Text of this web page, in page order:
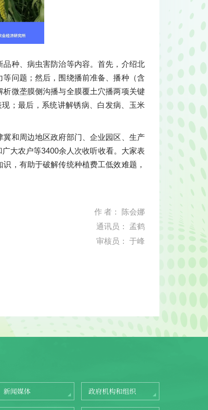
种、病虫害防治等内容。首先，介绍北
问题；然后，围绕播前准备、播种（含
微垄膜侧沟播与全膜覆土穴播两项关键
；最后，系统讲解锈病、白发病、玉米
和周边地区政府部门、企业园区、生产
大农户等3400余人次收听收看。大家表
，有助于破解传统种植费工低效难题，
作 者： 陈会娜
通讯员： 孟鹤
审核员： 于峰
新闻媒体 政府机构和组织